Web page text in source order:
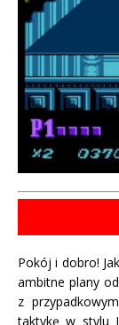
Pokój i dobro!
ambitne plany
z
taktykę w stylu